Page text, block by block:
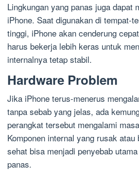
Lingkungan yang panas juga dapat
iPhone. Saat digunakan di tempat-
tinggi, iPhone akan cenderung
harus bekerja lebih keras untuk
internalnya tetap stabil.
Hardware Problem
Jika iPhone terus-menerus
tanpa sebab yang jelas, ada
perangkat tersebut mengalami
Komponen internal yang rusak
sehat bisa menjadi penyebab
panas.